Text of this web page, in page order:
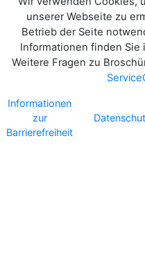
unserer Webseite zu
Betrieb der Seite
Informationen finden
Weitere Fragen zu
Informationen
zur
Barrierefreiheit